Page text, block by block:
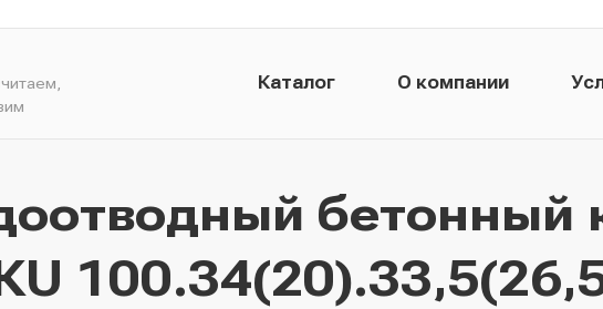
Каталог О компании
бетонный